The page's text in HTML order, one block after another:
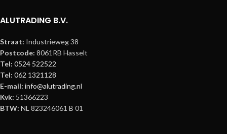
ALUTRADING B.V.
Straat: Industrieweg 38
Postcode: 8061RB Hasselt
Tel: 0524 522522
Tel: 062 1321128
E-mail: info@alutrading.nl
Kvk: 51366223
BTW: NL 823246061 B 01